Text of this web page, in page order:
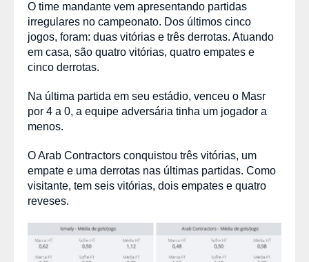
O time mandante vem apresentando partidas
irregulares no campeonato. Dos últimos cinco
jogos, foram: duas vitórias e três derrotas. Atuando
em casa, são quatro vitórias, quatro empates e
cinco derrotas.
Na última partida em seu estádio, venceu o Masr
por 4 a 0, a equipe adversária tinha um jogador a
menos.
O Arab Contractors conquistou três vitórias, um
empate e uma derrotas nas últimas partidas. Como
visitante, tem seis vitórias, dois empates e quatro
reveses.